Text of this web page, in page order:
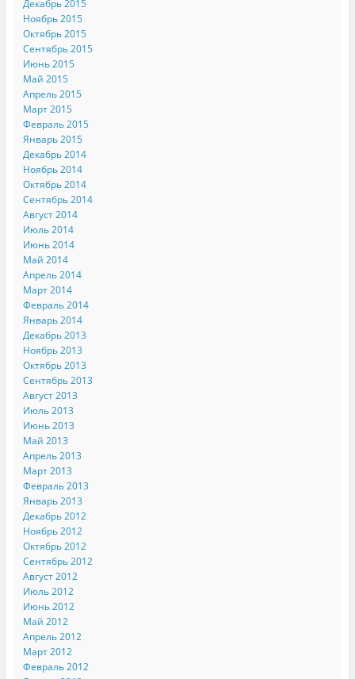
Декабрь 2015
Ноябрь 2015
Октябрь 2015
Сентябрь 2015
Июнь 2015
Май 2015
Апрель 2015
Март 2015
Февраль 2015
Январь 2015
Декабрь 2014
Ноябрь 2014
Октябрь 2014
Сентябрь 2014
Август 2014
Июль 2014
Июнь 2014
Май 2014
Апрель 2014
Март 2014
Февраль 2014
Январь 2014
Декабрь 2013
Ноябрь 2013
Октябрь 2013
Сентябрь 2013
Август 2013
Июль 2013
Июнь 2013
Май 2013
Апрель 2013
Март 2013
Февраль 2013
Январь 2013
Декабрь 2012
Ноябрь 2012
Октябрь 2012
Сентябрь 2012
Август 2012
Июль 2012
Июнь 2012
Май 2012
Апрель 2012
Март 2012
Февраль 2012